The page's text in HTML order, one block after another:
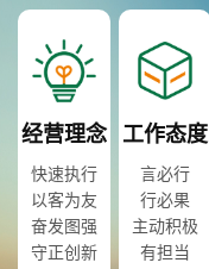
经营理念
快速执行
以客为友
奋发图强
守正创新
工作态度
言必行
行必果
主动积极
有担当